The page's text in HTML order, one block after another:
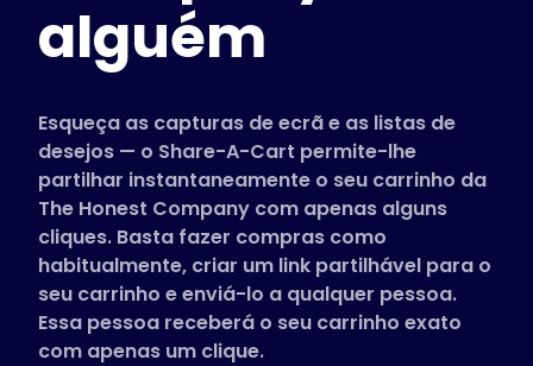
Perguntas Frequentes
Guias Práticos
Português
(Portuguese)
alguém
Esqueça as capturas de ecrã e as listas de
desejos — o Share-A-Cart permite-lhe
partilhar instantaneamente o seu carrinho da
The Honest Company com apenas alguns
cliques. Basta fazer compras como
habitualmente, criar um link partilhável para o
seu carrinho e enviá-lo a qualquer pessoa.
Essa pessoa receberá o seu carrinho exato
com apenas um clique.